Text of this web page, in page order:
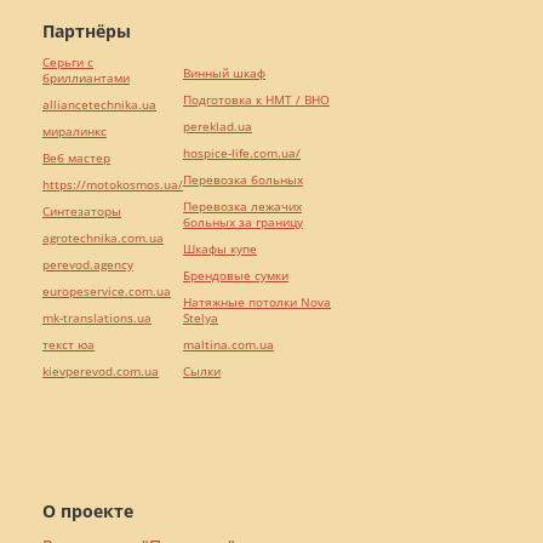
О проекте
Партнёры
Серьги с
бриллиантами
alliancetechnika.ua
миралинкс
Веб мастер
https://motokosmos.ua/
Синтезаторы
agrotechnika.com.ua
perevod.agency
europeservice.com.ua
mk-translations.ua
текст юа
kievperevod.com.ua
Винный шкаф
Подготовка к НМТ / ВНО
pereklad.ua
hospice-life.com.ua/
Перевозка больных
Перевозка лежачих
больных за границу
Шкафы купе
Брендовые сумки
Натяжные потолки Nova
Stelya
maltina.com.ua
Cылки